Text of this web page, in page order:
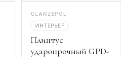
GLANZEPOL
ИНТЕРЬЕР
Плинтус
ударопрочный GPD-